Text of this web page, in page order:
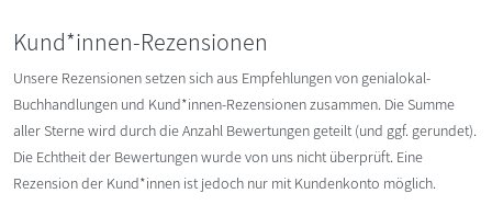
Kund*innen-Rezensionen
Unsere Rezensionen setzen sich aus Empfehlungen von genialokal-
Buchhandlungen und Kund*innen-Rezensionen zusammen. Die Summe
aller Sterne wird durch die Anzahl Bewertungen geteilt (und ggf. gerundet).
Die Echtheit der Bewertungen wurde von uns nicht überprüft. Eine
Rezension der Kund*innen ist jedoch nur mit Kundenkonto möglich.